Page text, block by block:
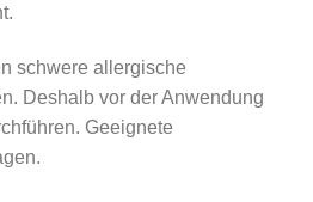
schwere allergische
Deshalb vor der Anwendung
Geeignete